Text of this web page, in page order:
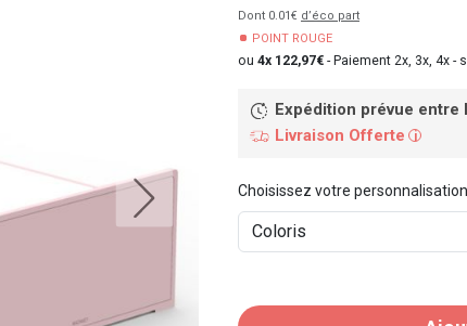
Dont 0.01€ d’éco part
POINT ROUGE
ou 4x 122,97€ - Paiement 2x, 3x, 4x -
Expédition prévue
Livraison Offerte
i
Choisissez votre personnalisation